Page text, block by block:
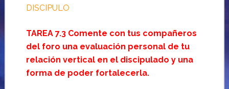
DISCIPULO
TAREA 7.3 Comente con tus compañeros
del foro una evaluación personal de tu
relación vertical en el discipulado y una
forma de poder fortalecerla.